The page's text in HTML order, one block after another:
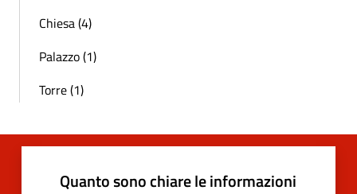
Chiesa (4)
Palazzo (1)
Torre (1)
Quanto sono chiare le informazioni